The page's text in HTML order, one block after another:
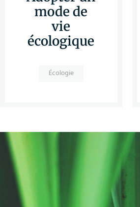
mode de
vie
écologique
Écologie